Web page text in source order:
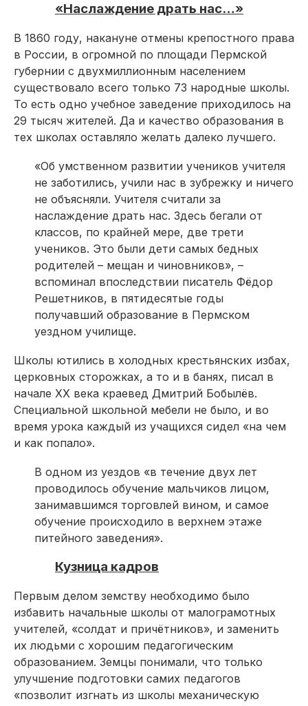
«Наслаждение драть нас…»
В 1860 году, накануне отмены крепостного права
в России, в огромной по площади Пермской
губернии с двухмиллионным населением
существовало всего только 73 народные школы.
То есть одно учебное заведение приходилось на
29 тысяч жителей. Да и качество образования в
тех школах оставляло желать далеко лучшего.
«Об умственном развитии учеников учителя
не заботились, учили нас в зубрежку и ничего
не объясняли. Учителя считали за
наслаждение драть нас. Здесь бегали от
классов, по крайней мере, две трети
учеников. Это были дети самых бедных
родителей – мещан и чиновников», –
вспоминал впоследствии писатель Фёдор
Решетников, в пятидесятые годы
получавший образование в Пермском
уездном училище.
Школы ютились в холодных крестьянских избах,
церковных сторожках, а то и в банях, писал в
начале ХХ века краевед Дмитрий Бобылёв.
Специальной школьной мебели не было, и во
время урока каждый из учащихся сидел «на чем
и как попало».
В одном из уездов «в течение двух лет
проводилось обучение мальчиков лицом,
занимавшимся торговлей вином, и самое
обучение происходило в верхнем этаже
питейного заведения».
Кузница кадров
Первым делом земству необходимо было
избавить начальные школы от малограмотных
учителей, «солдат и причётников», и заменить
их людьми с хорошим педагогическим
образованием. Земцы понимали, что только
улучшение подготовки самих педагогов
«позволит изгнать из школы механическую